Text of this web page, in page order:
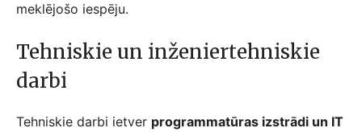
meklējošo iespēju.
Tehniskie un inženiertehniskie
darbi
Tehniskie darbi ietver programmatūras izstrādi un IT